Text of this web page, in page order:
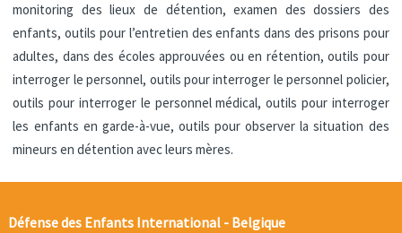
monitoring des lieux de détention, examen des dossiers des
enfants, outils pour l’entretien des enfants dans des prisons pour
adultes, dans des écoles approuvées ou en rétention, outils pour
interroger le personnel, outils pour interroger le personnel policier,
outils pour interroger le personnel médical, outils pour interroger
les enfants en garde-à-vue, outils pour observer la situation des
mineurs en détention avec leurs mères.
Défense des Enfants International - Belgique